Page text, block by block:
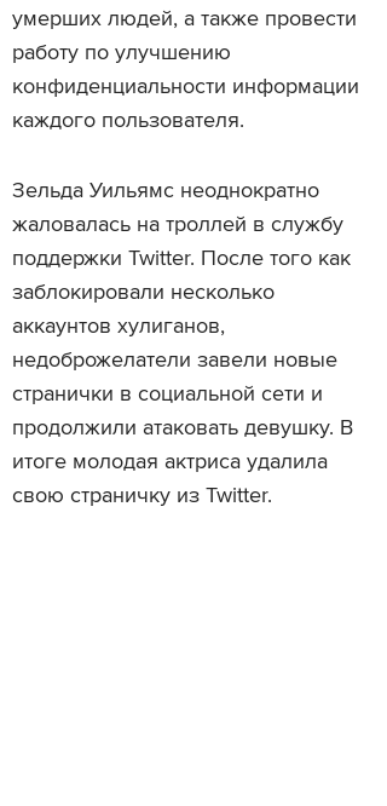
умерших людей, а также провести
работу по улучшению
конфиденциальности информации
каждого пользователя.
Зельда Уильямс неоднократно
жаловалась на троллей в службу
поддержки Twitter. После того как
заблокировали несколько
аккаунтов хулиганов,
недоброжелатели завели новые
странички в социальной сети и
продолжили атаковать девушку. В
итоге молодая актриса удалила
свою страничку из Twitter.